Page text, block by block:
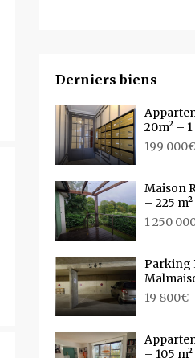
Derniers biens
20m² –
199 000€
Maison
– 225
1 250
Parking
19 800€
– 105